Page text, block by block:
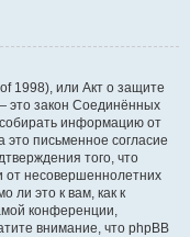
1998), или Акт о защите
это закон Соединённых
информацию от
письменное согласие
того, что
несовершеннолетних
ли это к вам, как к
конференции,
внимание, что phpBB